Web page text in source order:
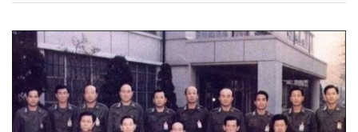
이제 부인을 못 알아보는 지경에 이르렀다. 치매를 예방하기…